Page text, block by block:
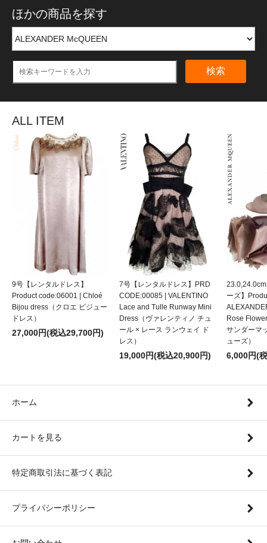
ほかの商品を探す
検索
ALL ITEM
9号【レンタルドレス】
Product code:06001 | Chloé
Bijou dress（クロエ ビジュー
ドレス）
27,000円(税込29,700円)
7号【レンタルドレス】PRD
CODE:00085 | VALENTINO
Lace and Tulle Runway Mini
Dress（ヴァレンティノ チュ
ール × レース ランウェイ ド
レス）
19,000円(税込20,900円)
ーズ】
Rose
サンダーマ
ューズ）
6,000円(
ホーム
カートを見る
特定商取引法に基づく表記
プライバシーポリシー